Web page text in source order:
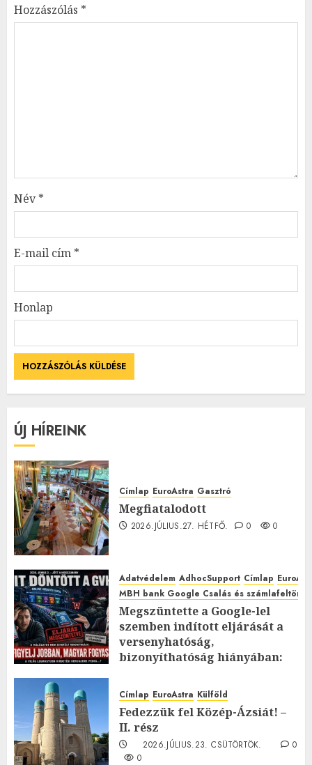
Hozzászólás *
Név*
E-mail cím *
Honlap
ÚJ HÍREINK
Címlap EuroAstra Gasztró
Megfiatalodott
2026.JÚLIUS.27. HÉTFŐ. 0 0
Adatvédelem AdhocSupport Címlap
MBH bank Google Csalás és
Megszüntette a Google-lel
szemben indított eljárását a
versenyhatóság,
bizonyíthatóság hiányában:
2026.JÚLIUS.23. CSÜTÖRTÖK.
0
Címlap EuroAstra Külföld
Fedezzük fel Közép-Ázsiát! –
II. rész
2026.JÚLIUS.23. CSÜTÖRTÖK.
0
0